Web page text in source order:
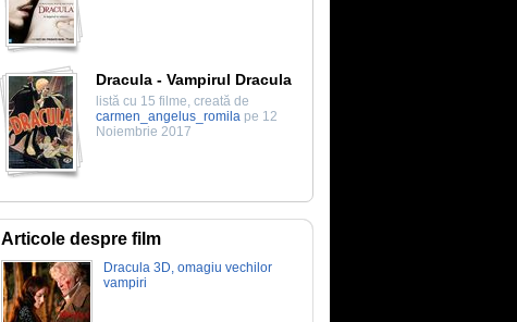
Dracula - Vampirul Dracula
listă cu 15 filme, creată de
carmen_angelus_romila pe 12
Noiembrie 2017
Articole despre film
Dracula 3D, omagiu vechilor
vampiri